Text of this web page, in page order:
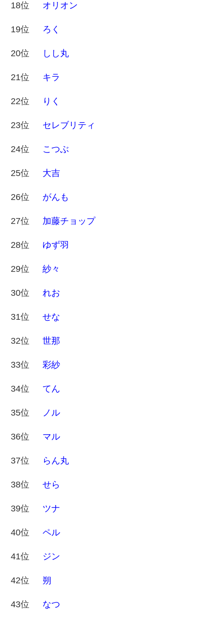
18位 オリオン
19位 ろく
20位 しし丸
21位 キラ
22位 りく
23位 セレブリティ
24位 こつぶ
25位 大吉
26位 がんも
27位 加藤チョップ
28位 ゆず羽
29位 紗々
30位 れお
31位 せな
32位 世那
33位 彩紗
34位 てん
35位 ノル
36位 マル
37位 らん丸
38位 せら
39位 ツナ
40位 ペル
41位 ジン
42位 朔
43位 なつ